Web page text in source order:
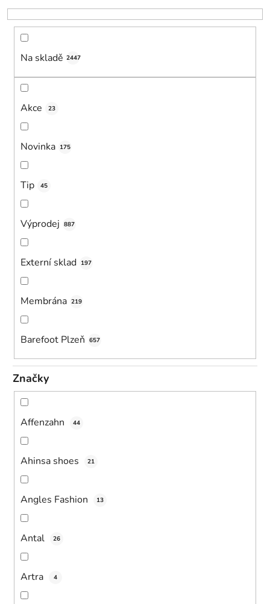
k
t
Na skladě 2447
Akce 23
Novinka 175
Tip 45
Výprodej 887
Externí sklad 197
Membrána 219
Barefoot Plzeň 657
Značky
Affenzahn 44
Ahinsa shoes 21
Angles Fashion 13
Antal 26
Artra 4